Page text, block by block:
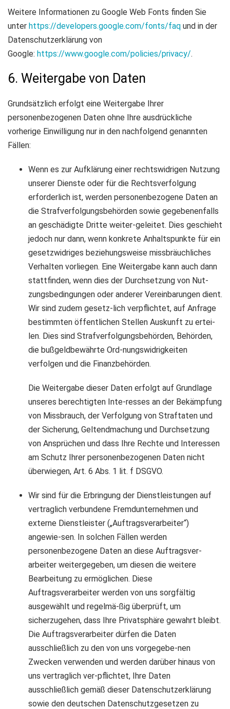
Weitere Informationen zu Google Web Fonts finden Sie
unter https://developers.google.com/fonts/faq und in der
Datenschutzerklärung von
Google: https://www.google.com/policies/privacy/.
6. Weitergabe von Daten
Grundsätzlich erfolgt eine Weitergabe Ihrer
personenbezogenen Daten ohne Ihre ausdrückliche
vorherige Einwilligung nur in den nachfolgend genannten
Fällen:
Wenn es zur Aufklärung einer rechtswidrigen Nutzung
unserer Dienste oder für die Rechtsverfolgung
erforderlich ist, werden personenbezogene Daten an
die Strafverfolgungsbehörden sowie gegebenenfalls
an geschädigte Dritte weiter-geleitet. Dies geschieht
jedoch nur dann, wenn konkrete Anhaltspunkte für ein
gesetzwidriges beziehungsweise missbräuchliches
Verhalten vorliegen. Eine Weitergabe kann auch dann
stattfinden, wenn dies der Durchsetzung von Nut-
zungsbedingungen oder anderer Vereinbarungen dient.
Wir sind zudem gesetz-lich verpflichtet, auf Anfrage
bestimmten öffentlichen Stellen Auskunft zu ertei-
len. Dies sind Strafverfolgungsbehörden, Behörden,
die bußgeldbewährte Ord-nungswidrigkeiten
verfolgen und die Finanzbehörden.
Die Weitergabe dieser Daten erfolgt auf Grundlage
unseres berechtigten Inte-resses an der Bekämpfung
von Missbrauch, der Verfolgung von Straftaten und
der Sicherung, Geltendmachung und Durchsetzung
von Ansprüchen und dass Ihre Rechte und Interessen
am Schutz Ihrer personenbezogenen Daten nicht
überwiegen, Art. 6 Abs. 1 lit. f DSGVO.
Wir sind für die Erbringung der Dienstleistungen auf
vertraglich verbundene Fremdunternehmen und
externe Dienstleister („Auftragsverarbeiter“)
angewie-sen. In solchen Fällen werden
personenbezogene Daten an diese Auftragsver-
arbeiter weitergegeben, um diesen die weitere
Bearbeitung zu ermöglichen. Diese
Auftragsverarbeiter werden von uns sorgfältig
ausgewählt und regelmä-ßig überprüft, um
sicherzugehen, dass Ihre Privatsphäre gewahrt bleibt.
Die Auftragsverarbeiter dürfen die Daten
ausschließlich zu den von uns vorgegebe-nen
Zwecken verwenden und werden darüber hinaus von
uns vertraglich ver-pflichtet, Ihre Daten
ausschließlich gemäß dieser Datenschutzerklärung
sowie den deutschen Datenschutzgesetzen zu